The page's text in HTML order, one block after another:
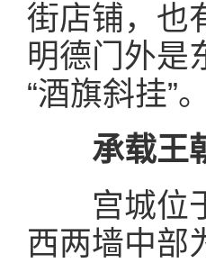
街店铺，也
明德门外是
“酒旗斜挂”。
承载王
宫城位
西两墙中部